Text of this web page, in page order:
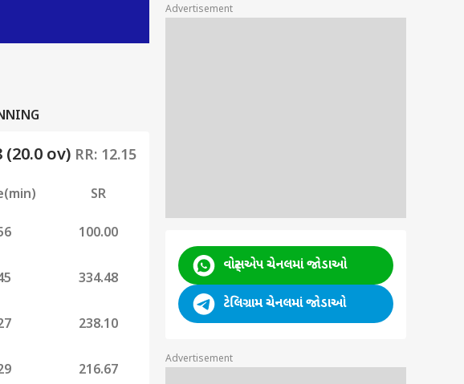
(20.0 ov) RR: 12.15
SR
100.00
334.48
238.10
216.67
Advertisement
વોટ્સએપ ચેનલમાં જોડાઓ
ટેલિગ્રામ ચેનલમાં જોડાઓ
Advertisement